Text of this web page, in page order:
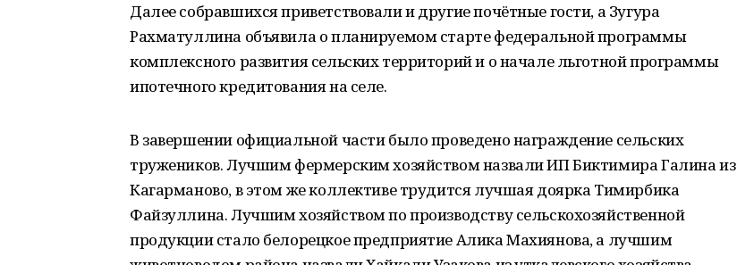
Далее собравшихся приветствовали и другие почётные гости, а Зугура
Рахматуллина объявила о планируемом старте федеральной программы
комплексного развития сельских территорий и о начале льготной программы
ипотечного кредитования на селе.
В завершении официальной части было проведено награждение сельских
тружеников. Лучшим фермерским хозяйством назвали ИП Биктимира Галина из
Кагарманово, в этом же коллективе трудится лучшая доярка Тимирбика
Файзуллина. Лучшим хозяйством по производству сельскохозяйственной
продукции стало белорецкое предприятие Алика Махиянова, а лучшим